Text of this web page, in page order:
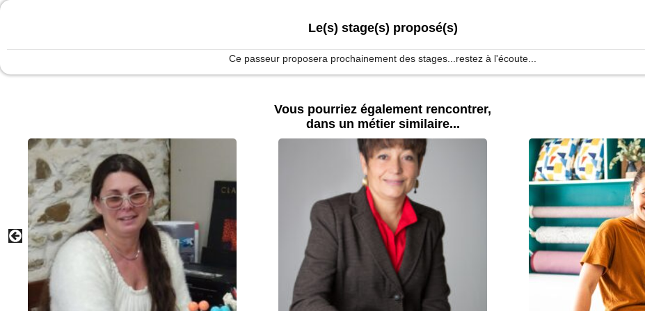
Le(s) stage(s) proposé(s)
Ce passeur proposera prochainement des stages...restez à l'écoute...
Vous pourriez également rencontrer,
dans un métier similaire...